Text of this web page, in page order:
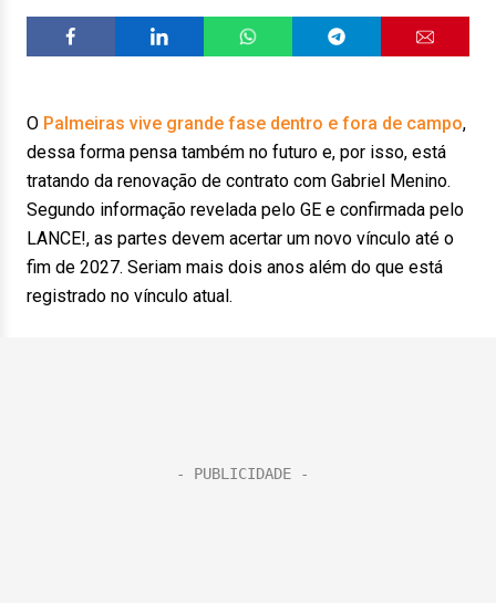
O Palmeiras vive grande fase dentro e fora de campo,
dessa forma pensa também no futuro e, por isso, está
tratando da renovação de contrato com Gabriel Menino.
Segundo informação revelada pelo GE e confirmada pelo
LANCE!, as partes devem acertar um novo vínculo até o
fim de 2027. Seriam mais dois anos além do que está
registrado no vínculo atual.